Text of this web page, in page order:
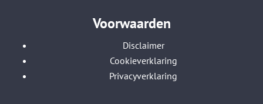
Voorwaarden
Disclaimer
Cookieverklaring
Privacyverklaring